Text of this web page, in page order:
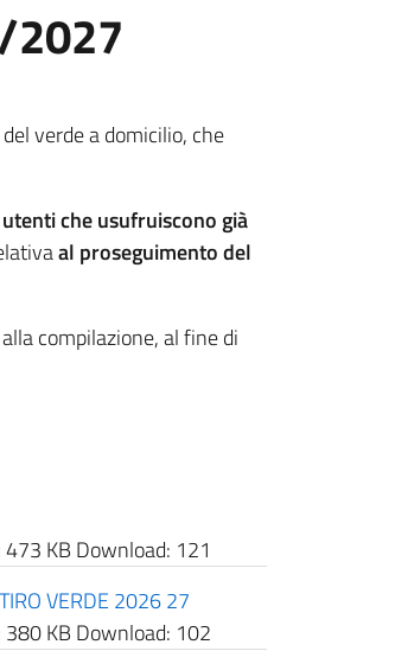
2027
verde a domicilio, che
che usufruiscono già
al proseguimento del
compilazione, al fine di
473 KB Download: 121
VERDE 2026 27
380 KB Download: 102